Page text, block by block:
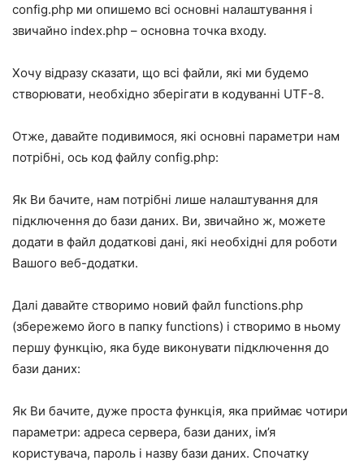
config.php ми опишемо всі основні налаштування і
звичайно index.php – основна точка входу.
Хочу відразу сказати, що всі файли, які ми будемо
створювати, необхідно зберігати в кодуванні UTF-8.
Отже, давайте подивимося, які основні параметри нам
потрібні, ось код файлу config.php:
Як Ви бачите, нам потрібні лише налаштування для
підключення до бази даних. Ви, звичайно ж, можете
додати в файл додаткові дані, які необхідні для роботи
Вашого веб-додатки.
Далі давайте створимо новий файл functions.php
(збережемо його в папку functions) і створимо в ньому
першу функцію, яка буде виконувати підключення до
бази даних:
Як Ви бачите, дуже проста функція, яка приймає чотири
параметри: адреса сервера, бази даних, ім’я
користувача, пароль і назву бази даних. Спочатку